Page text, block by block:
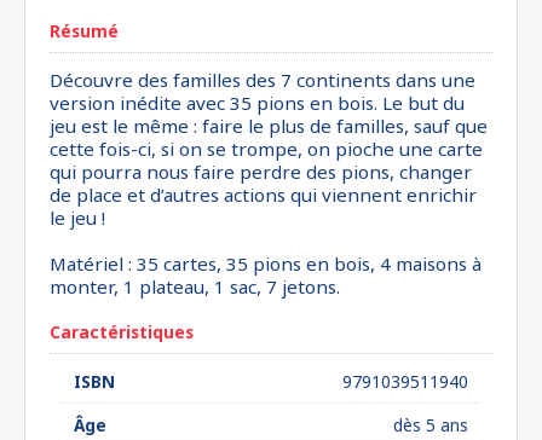
Résumé
Découvre des familles des 7 continents dans une
version inédite avec 35 pions en bois. Le but du
jeu est le même : faire le plus de familles, sauf que
cette fois-ci, si on se trompe, on pioche une carte
qui pourra nous faire perdre des pions, changer
de place et d’autres actions qui viennent enrichir
le jeu !
Matériel : 35 cartes, 35 pions en bois, 4 maisons à
monter, 1 plateau, 1 sac, 7 jetons.
Caractéristiques
ISBN
9791039511940
Âge
dès 5 ans